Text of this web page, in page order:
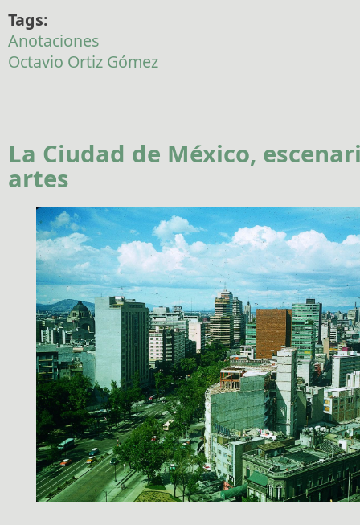
Tags:
Anotaciones
Octavio Ortiz Gómez
La Ciudad de México,
artes